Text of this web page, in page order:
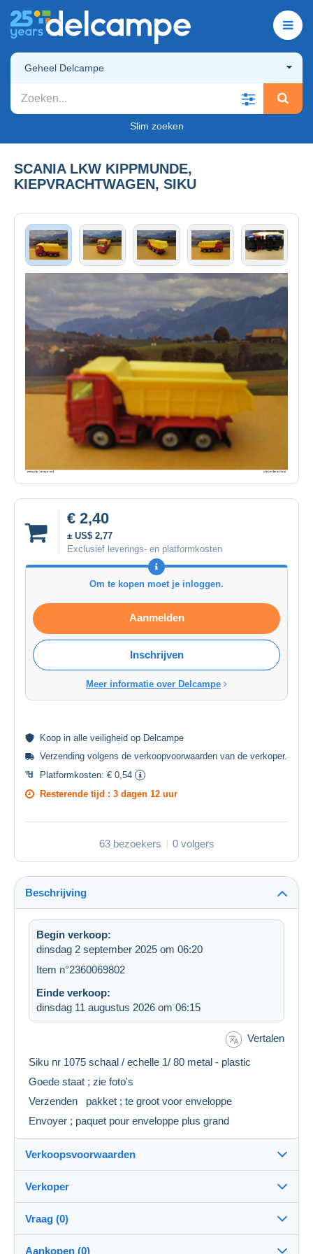
Geheel Delcampe
Slim zoeken
SCANIA LKW KIPPMUNDE,
KIEPVRACHTWAGEN, SIKU
€ 2,40
± US$ 2,77
Exclusief leverings- en platformkosten
Om te kopen moet je inloggen.
Aanmelden
Inschrijven
Meer informatie over Delcampe
Koop in alle veiligheid op Delcampe
Verzending volgens de verkoopvoorwaarden van de verkoper.
Platformkosten: € 0,54
Resterende tijd : 3 dagen 12 uur
63 bezoekers 0 volgers
Beschrijving
Begin verkoop:
dinsdag 2 september 2025 om 06:20
Item n°2360069802
Einde verkoop:
dinsdag 11 augustus 2026 om 06:15
Vertalen
Siku nr 1075 schaal / echelle 1/ 80 metal - plastic
Goede staat ; zie foto's
Verzenden pakket ; te groot voor enveloppe
Envoyer ; paquet pour enveloppe plus grand
Verkoopsvoorwaarden
Bestemming:
Zie de lijst van landen
Eigenhandig:
Verkoper
stevenlandshop100%(113x)
Vraag (0)
Aankopen (0)